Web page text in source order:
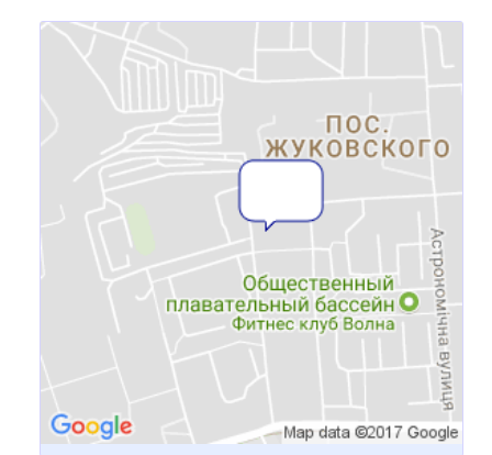
Ссылка для мобильных устройств